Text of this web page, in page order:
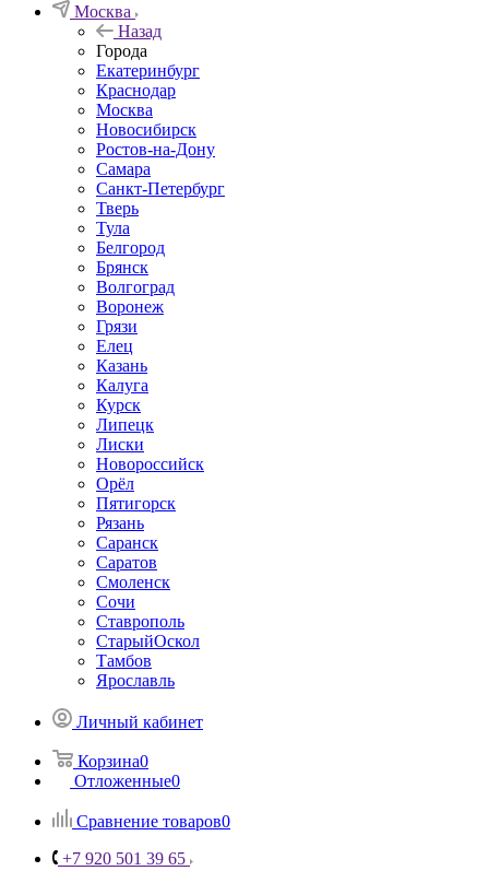
Москва
Назад
Города
Екатеринбург
Краснодар
Москва
Новосибирск
Ростов-на-Дону
Самара
Санкт-Петербург
Тверь
Тула
Белгород
Брянск
Волгоград
Воронеж
Грязи
Елец
Казань
Калуга
Курск
Липецк
Лиски
Новороссийск
Орёл
Пятигорск
Рязань
Саранск
Саратов
Смоленск
Сочи
Ставрополь
СтарыйОскол
Тамбов
Ярославль
Личный кабинет
Корзина0
Отложенные0
Сравнение товаров0
+7 920 501 39 65